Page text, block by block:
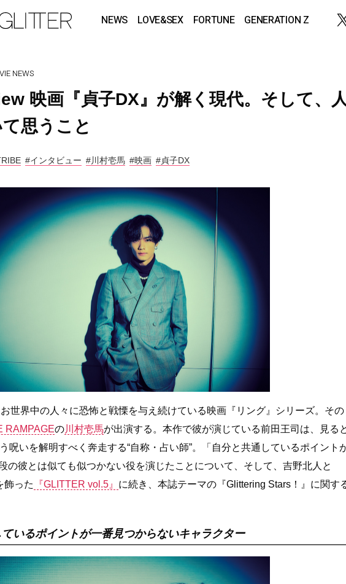
NEWS LOVE&SEX FORTUNE GENERATION Z
NEWS
映画『貞子DX』が解く現代。そして、人
思うこと
#インタビュー #川村壱馬 #映画 #貞子DX
世界中の人々に恐怖と戦慄を与え続けている映画『リング』シリーズ。その
RAMPAGEの川村壱馬が出演する。本作で彼が演じている前田王司は、見る
呪いを解明すべく奔走する“自称・占い師”。「自分と共通しているポイント
の彼とは似ても似つかない役を演じたことについて、そして、吉野北人と
飾った
『GLITTER vol.5』 に続き、本誌テーマの『Glittering Stars！』に関す
いるポイントが一番見つからないキャラクター